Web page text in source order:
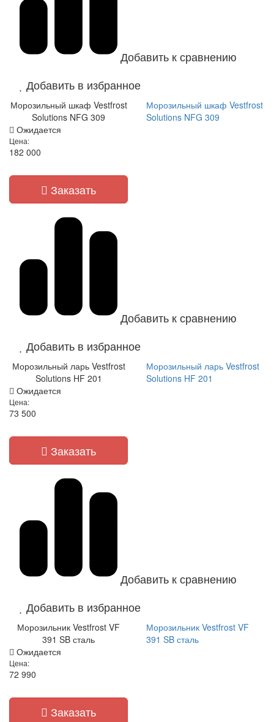
Добавить к сравнению
Добавить в избранное
Морозильный шкаф Vestfrost
Solutions NFG 309
Морозильный шкаф Vestfrost
Solutions NFG 309
Ожидается
Цена:
182 000
Заказать
Добавить к сравнению
Добавить в избранное
Морозильный ларь Vestfrost
Solutions HF 201
Морозильный ларь Vestfrost
Solutions HF 201
Ожидается
Цена:
73 500
Заказать
Добавить к сравнению
Добавить в избранное
Морозильник Vestfrost VF
391 SB сталь
Морозильник Vestfrost VF
391 SB сталь
Ожидается
Цена:
72 990
Заказать